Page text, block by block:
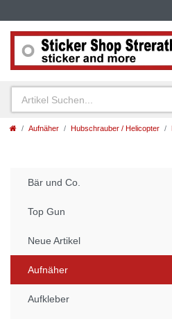
Aufnäher Hubschrauber / Helicopter
Bär und Co.
Top Gun
Neue Artikel
Aufnäher
Aufkleber